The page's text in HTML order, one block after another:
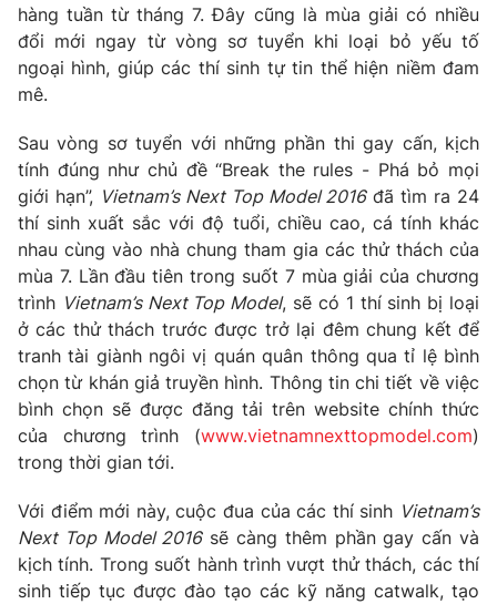
Góc doanh nghiệp
Truyền hình
Phim VTV
Hậu trường
Nhân vật
Khán giả
Giải sao mai
Giải trí
Âm nhạc
Sao
Đời sống
Du lịch
Làm đẹp
Chất lượng cuộc sống
Giáo dục
Tuyển sinh
Học trực tuyến
Công nghệ
Hitech Công nghệ tương lai
Sản phẩm
Thị trường
Tư vấn
Giao lưu trực tuyến
Lịch phát sóng
Emagazine Podcast
Photo Infographic
hàng tuần từ tháng 7. Đây cũng là mùa giải có nhiều
đổi mới ngay từ vòng sơ tuyển khi loại bỏ yếu tố
ngoại hình, giúp các thí sinh tự tin thể hiện niềm đam
mê.
Sau vòng sơ tuyển với những phần thi gay cấn, kịch
tính đúng như chủ đề “Break the rules - Phá bỏ mọi
giới hạn”, Vietnam’s Next Top Model 2016đã tìm ra 24
thí sinh xuất sắc với độ tuổi, chiều cao, cá tính khác
nhau cùng vào nhà chung tham gia các thử thách của
mùa 7. Lần đầu tiên trong suốt 7 mùa giải của chương
trình Vietnam’s Next Top Model, sẽ có 1 thí sinh bị loại
ở các thử thách trước được trở lại đêm chung kết để
tranh tài giành ngôi vị quán quân thông qua tỉ lệ bình
chọn từ khán giả truyền hình. Thông tin chi tiết về việc
bình chọn sẽ được đăng tải trên website chính thức
của chương trình (www.vietnamnexttopmodel.com)
trong thời gian tới.
Với điểm mới này, cuộc đua của các thí sinh Vietnam’s
Next Top Model 2016sẽ càng thêm phần gay cấn và
kịch tính. Trong suốt hành trình vượt thử thách, các thí
sinh tiếp tục được đào tạo các kỹ năng catwalk, tạo